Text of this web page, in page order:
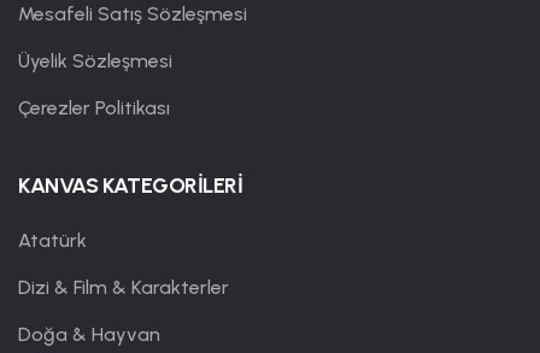
Mesafeli Satış Sözleşmesi
Üyelik Sözleşmesi
Çerezler Politikası
KANVAS KATEGORİLERİ
Atatürk
Dizi & Film & Karakterler
Doğa & Hayvan